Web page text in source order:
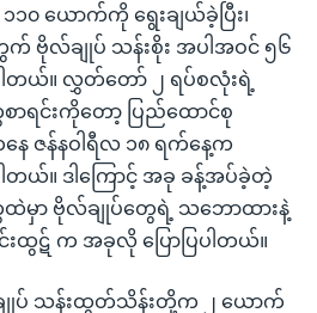
၀ ယောက်ကို ရွေးချယ်ခဲ့ပြီး၊
ဗိုလ်ချုပ် သန်းစိုး အပါအဝင် ၅၆
ါတယ်။ လွှတ်တော် ၂ ရပ်စလုံးရဲ့
ရင်းကိုတော့ ပြည်ထောင်စု
ေ ဇန်နဝါရီလ ၁၈ ရက်နေ့က
တယ်။ ဒါကြောင့် အခု ခန့်အပ်ခဲ့တဲ့
ာ ဗိုလ်ချုပ်တွေရဲ့ သဘောထားနဲ့
ထွဋ် က အခုလို ပြောပြပါတယ်။
ျုပ် သန်းထွတ်သိန်းတို့က ၂ ယောက်